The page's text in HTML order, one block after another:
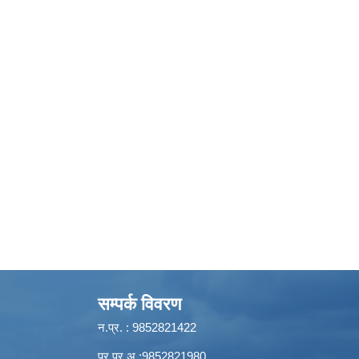
सम्पर्क विवरण
न.प्र. : 9852821422
प्र.प्र.अ.:9852821980